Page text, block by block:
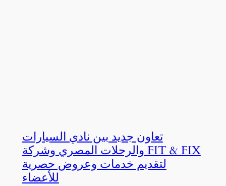
تعاون جديد بين نادي السيارات
والرحلات المصري وشركة FIT & FIX
لتقديم خدمات وعروض حصرية
للأعضاء